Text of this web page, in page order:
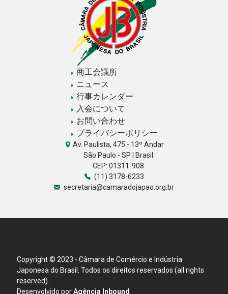
商工会議所
ニュース
行事カレンダー
入会について
お問い合わせ
プライバシーポリシー
Av. Paulista, 475 - 13º Andar
São Paulo - SP | Brasil
CEP: 01311-908
(11) 3178-6233
secretaria@camaradojapao.org.br
Copyright © 2023 - Câmara de Comércio e Indústria
Japonesa do Brasil. Todos os direitos reservados (all rights
reserved).
Desenvolvido porAgência Inbound